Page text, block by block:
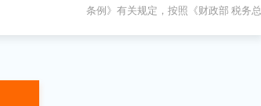
资格等有关名单的公告
条例》有关规定，按照《财政部 税务总